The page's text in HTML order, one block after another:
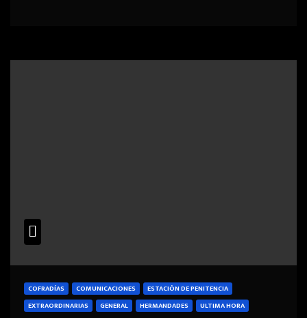
COFRADÍAS COMUNICACIONES
ESTACIÓN DE PENITENCIA
EXTRAORDINARIAS
GENERAL HERMANDADES ULTIMA HORA